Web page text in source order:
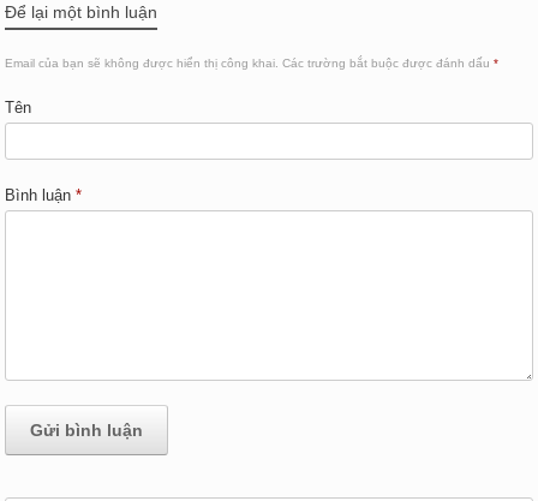
Để lại một bình luận
Email của bạn sẽ không được hiển thị công khai. Các trường bắt buộc được đánh dấu*
Tên
Bình luận*